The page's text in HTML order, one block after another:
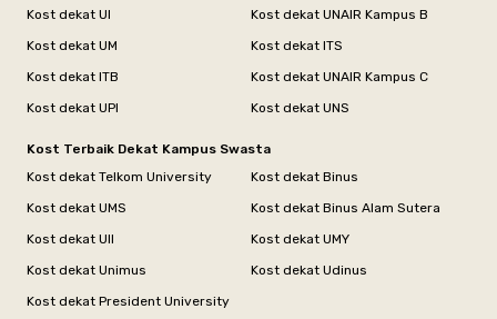
Kost dekat UI
Kost dekat UNAIR Kampus B
Kost dekat UM
Kost dekat ITS
Kost dekat ITB
Kost dekat UNAIR Kampus C
Kost dekat UPI
Kost dekat UNS
Kost Terbaik Dekat Kampus Swasta
Kost dekat Telkom University
Kost dekat Binus
Kost dekat UMS
Kost dekat Binus Alam Sutera
Kost dekat UII
Kost dekat UMY
Kost dekat Unimus
Kost dekat Udinus
Kost dekat President University